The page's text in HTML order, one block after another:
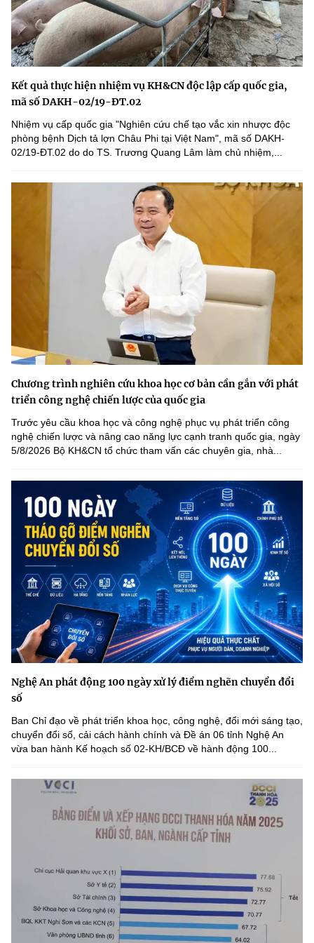
(Ghi rõ nguồn "https://mst.gov.vn" khi phát hành lại thông tin từ
website này)
Kết quả thực hiện nhiệm vụ KH&CN độc lập cấp quốc gia,
mã số DAKH-02/19-ĐT.02
Nhiệm vụ cấp quốc gia "Nghiên cứu chế tạo vắc xin nhược độc
phòng bệnh Dịch tả lợn Châu Phi tại Việt Nam", mã số DAKH-
02/19-ĐT.02 do do TS. Trương Quang Lâm làm chủ nhiệm,...
Chương trình nghiên cứu khoa học cơ bản cần gắn với phát
triển công nghệ chiến lược của quốc gia
Trước yêu cầu khoa học và công nghệ phục vụ phát triển công
nghệ chiến lược và nâng cao năng lực cạnh tranh quốc gia, ngày
5/8/2026 Bộ KH&CN tổ chức tham vấn các chuyên gia, nhà...
Nghệ An phát động 100 ngày xử lý điểm nghẽn chuyển đổi
số
Ban Chỉ đạo về phát triển khoa học, công nghệ, đổi mới sáng tạo,
chuyển đổi số, cải cách hành chính và Đề án 06 tỉnh Nghệ An
vừa ban hành Kế hoạch số 02-KH/BCĐ về hành động 100...